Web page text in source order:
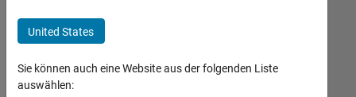
Commercial Sales
Inside Sales
Marketing Communications
Büro- und Verwaltungsdienste
+3
United States
Sie können auch eine Website aus der folgenden Liste
auswählen: